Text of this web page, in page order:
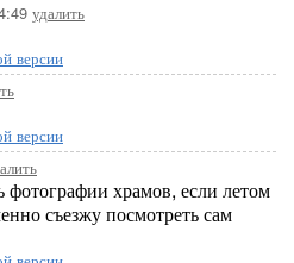
удалить
версии
версии
храмов, если летом
съезжу посмотреть сам